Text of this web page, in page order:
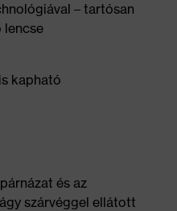
– tartósan
lencse
kapható
és az
szárvéggel ellátott